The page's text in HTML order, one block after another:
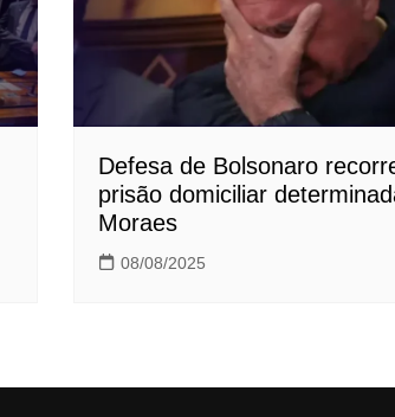
Defesa de Bolsonaro
prisão domiciliar
Moraes
08/08/2025